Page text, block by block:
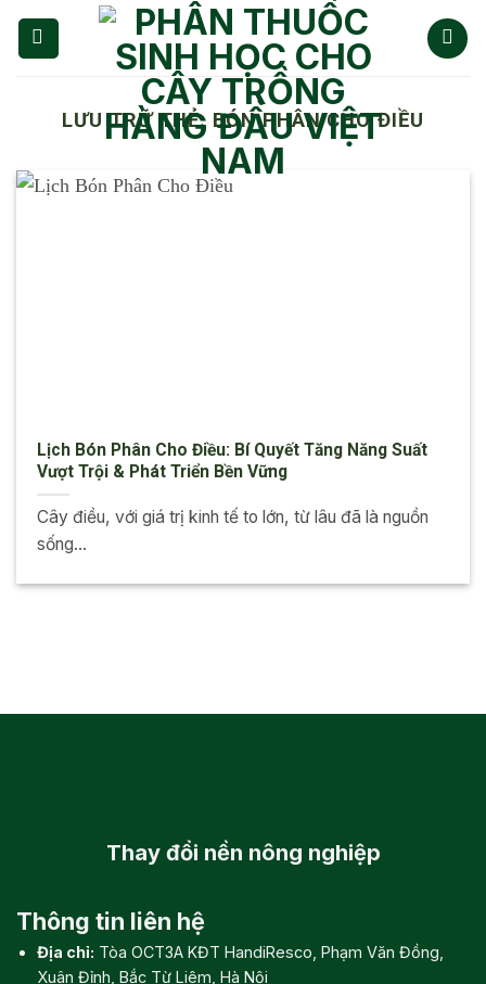
Chuyển
đến
LƯU TRỮ THẺ: BÓN PHÂN CHO ĐIỀU
Lịch Bón Phân Cho Điều: Bí Quyết Tăng Năng Suất
Vượt Trội & Phát Triển Bền Vững
Cây điều, với giá trị kinh tế to lớn, từ lâu đã là nguồn
sống...
Thay đổi nền nông nghiệp
Thông tin liên hệ
Địa chỉ: Tòa OCT3A KĐT HandiResco, Phạm Văn Đồng,
Xuân Đỉnh, Bắc Từ Liêm, Hà Nội